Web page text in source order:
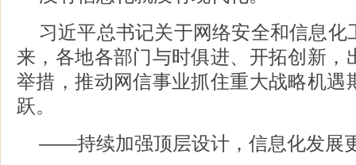
习近平总书记关于网络安全和信息化
来，各地各部门与时俱进、开拓创新，
举措，推动网信事业抓住重大战略机遇
跃。
——持续加强顶层设计，信息化发展